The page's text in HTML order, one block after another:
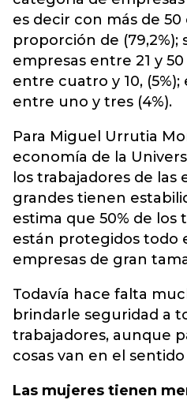
es decir con más de
proporción de (79,2%);
empresas entre 21 y
entre cuatro y 10, (5%);
entre uno y tres (4%).
Para Miguel Urrutia
economía de la
los trabajadores de las
grandes tienen
estima que 50% de los
están protegidos todo
empresas de gran
Todavía hace falta
brindarle seguridad a
trabajadores, aunque
cosas van en el
Las mujeres tienen